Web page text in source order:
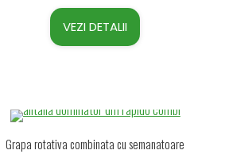
VEZI DETALII
Grapa rotativa combinata cu semanatoare